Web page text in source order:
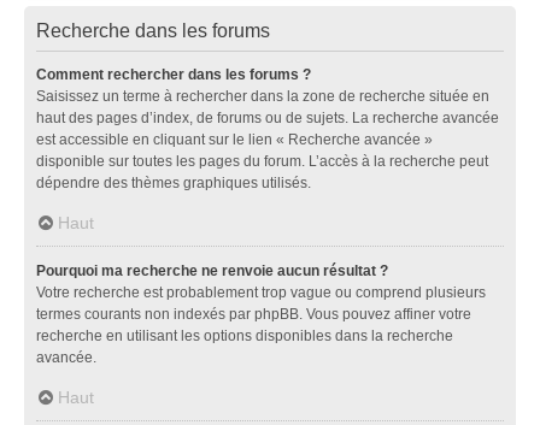
Recherche dans les forums
Comment rechercher dans les forums ?
Saisissez un terme à rechercher dans la zone de recherche située en
haut des pages d’index, de forums ou de sujets. La recherche avancée
est accessible en cliquant sur le lien « Recherche avancée »
disponible sur toutes les pages du forum. L’accès à la recherche peut
dépendre des thèmes graphiques utilisés.
Haut
Pourquoi ma recherche ne renvoie aucun résultat ?
Votre recherche est probablement trop vague ou comprend plusieurs
termes courants non indexés par phpBB. Vous pouvez affiner votre
recherche en utilisant les options disponibles dans la recherche
avancée.
Haut